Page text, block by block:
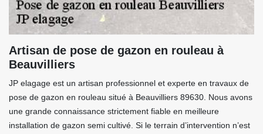
Artisan de pose de gazon en rouleau à
Beauvilliers
JP elagage est un artisan professionnel et experte en travaux de
pose de gazon en rouleau situé à Beauvilliers 89630. Nous avons
une grande connaissance strictement fiable en meilleure
installation de gazon semi cultivé. Si le terrain d’intervention n’est